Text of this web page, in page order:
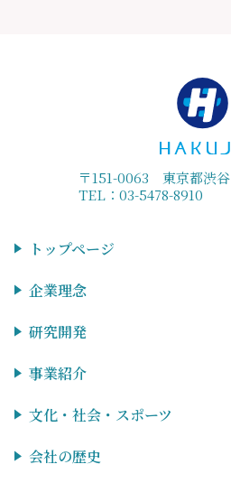
〒151-0063 東京都渋
TEL：03-5478-8910
トップページ
企業理念
研究開発
事業紹介
文化・社会・スポーツ
会社の歴史